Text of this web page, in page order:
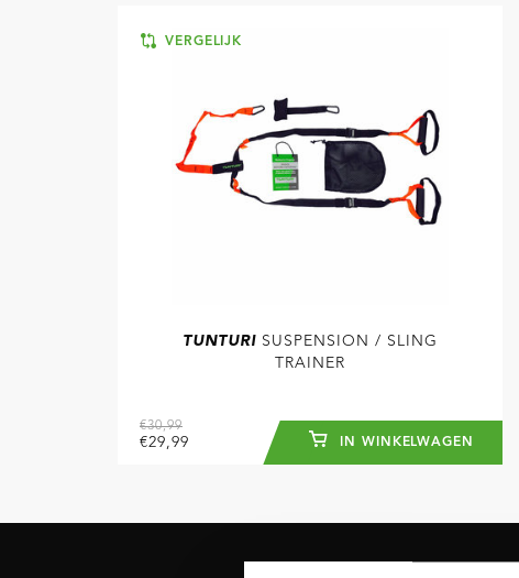
VERGELIJK
TUNTURI SUSPENSION / SLING
TRAINER
€30,99
€29,99 IN WINKELWAGEN